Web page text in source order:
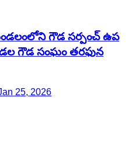
గౌడ సర్పంచ్ ఉప
గౌడ సంఘం తరఫున
25, 2026